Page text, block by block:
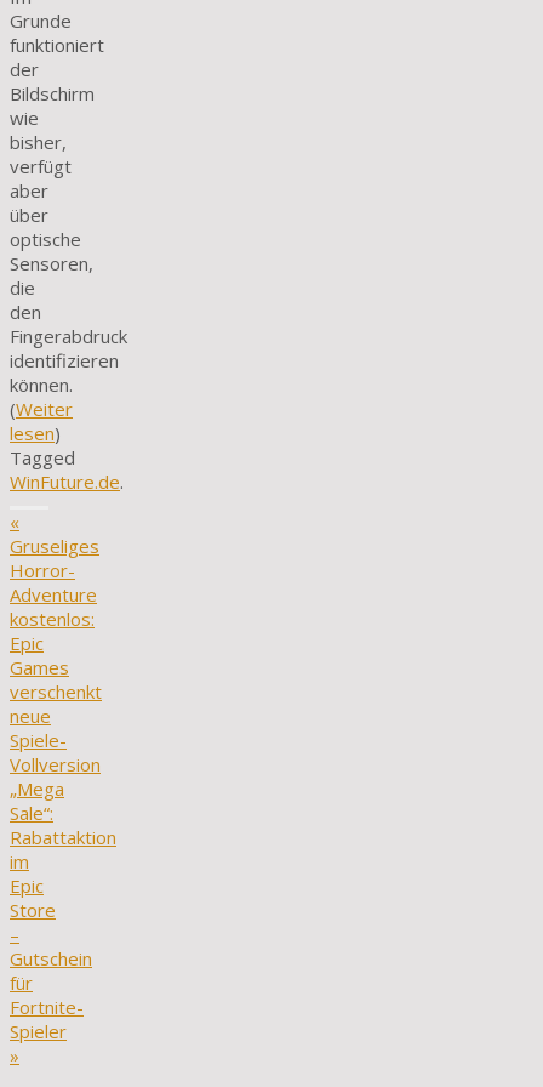
Grunde
funktioniert
der
Bildschirm
wie
bisher,
verfügt
aber
über
optische
Sensoren,
die
den
Fingerabdruck
identifizieren
können.
(Weiter
lesen)
Tagged
WinFuture.de.
«
Gruseliges
Horror-
Adventure
kostenlos:
Epic
Games
verschenkt
neue
Spiele-
Vollversion
„Mega
Sale“:
Rabattaktion
im
Epic
Store
–
Gutschein
für
Fortnite-
Spieler
»